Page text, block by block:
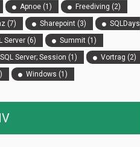
Apnoe (1) Freediving (2)
(7) Sharepoint (3)
SQLDays
Server (6) Summit (1)
Server; Session (1) Vortrag (2)
Windows (1)